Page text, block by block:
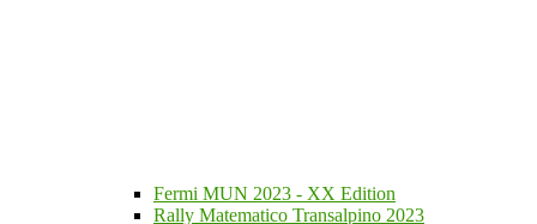
Fermi MUN 2023 - XX Edition
Rally Matematico Transalpino 2023